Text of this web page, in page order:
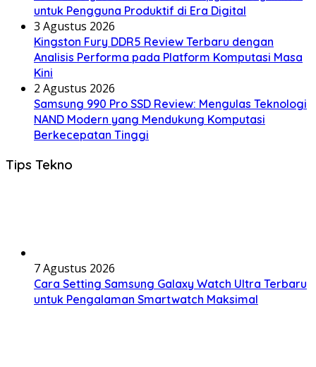
untuk Pengguna Produktif di Era Digital
3 Agustus 2026
Kingston Fury DDR5 Review Terbaru dengan
Analisis Performa pada Platform Komputasi Masa
Kini
2 Agustus 2026
Samsung 990 Pro SSD Review: Mengulas Teknologi
NAND Modern yang Mendukung Komputasi
Berkecepatan Tinggi
Tips Tekno
7 Agustus 2026
Cara Setting Samsung Galaxy Watch Ultra Terbaru
untuk Pengalaman Smartwatch Maksimal